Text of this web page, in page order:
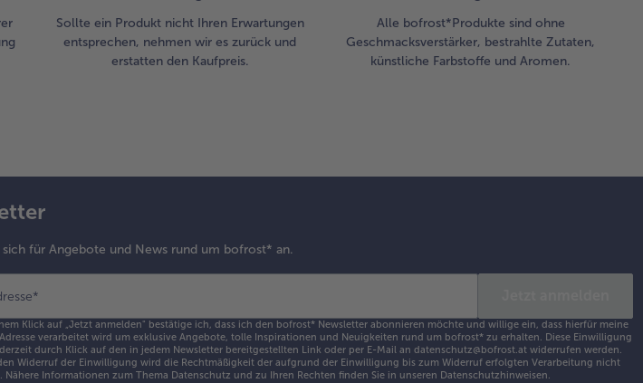
Sollte ein Produkt nicht Ihren Erwartungen
entsprechen, nehmen wir es zurück und
erstatten den Kaufpreis.
Alle bofrost*Produkte sind ohne
Geschmacksverstärker, bestrahlte Zutaten,
künstliche Farbstoffe und Aromen.
sich für Angebote und News rund um bofrost* an.
*
Klick auf „Jetzt anmelden" bestätige ich, dass ich den bofrost* Newsletter abonnieren möchte und willige ein, dass hierfür meine
verarbeitet wird um exklusive Angebote, tolle Inspirationen und Neuigkeiten rund um bofrost* zu erhalten. Diese Einwilligung
durch Klick auf den in jedem Newsletter bereitgestellten Link oder per E-Mail an datenschutz@bofrost.at widerrufen werden.
Widerruf der Einwilligung wird die Rechtmäßigkeit der aufgrund der Einwilligung bis zum Widerruf erfolgten Verarbeitung nicht
Nähere Informationen zum Thema Datenschutz und zu Ihren Rechten finden Sie in unseren Datenschutzhinweisen.